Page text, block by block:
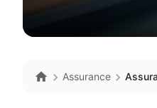
Assurance